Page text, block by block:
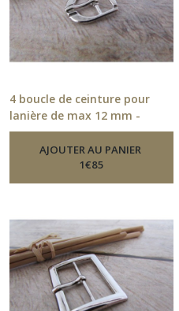
4 boucle de ceinture pour
lanière de max 12 mm -
métal argenté - 12.52-Boucle
De CeintureAJOUTER AU PANIER
1€85